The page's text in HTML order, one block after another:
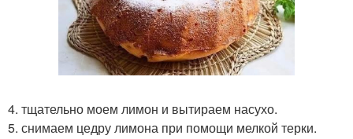
4. тщательно моем лимон и вытираем насухо.
5. снимаем цедру лимона при помощи мелкой терки.